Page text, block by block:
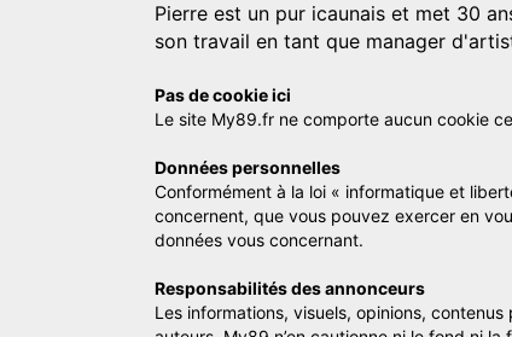
Pierre est un pur icaunais et met 30
son travail en tant que manager
Pas de cookie ici
Le site My89.fr ne comporte aucun cookie
Données personnelles
Conformément à la loi « informatique et
concernent, que vous pouvez exercer en
données vous concernant.
Responsabilités des annonceurs
Les informations, visuels, opinions,